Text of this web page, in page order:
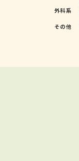
外科系
その他